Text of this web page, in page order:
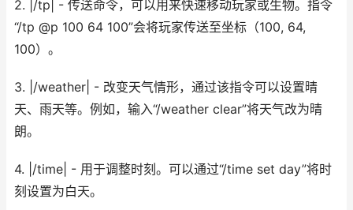
2. |/tp| - 传送命令，可以用来快速移动玩家或生物。指令
“/tp @p 100 64 100”会将玩家传送至坐标（100, 64,
100）。
3. |/weather| - 改变天气情形，通过该指令可以设置晴
天、雨天等。例如，输入“/weather clear”将天气改为晴
朗。
4. |/time| - 用于调整时刻。可以通过“/time set day”将时
刻设置为白天。